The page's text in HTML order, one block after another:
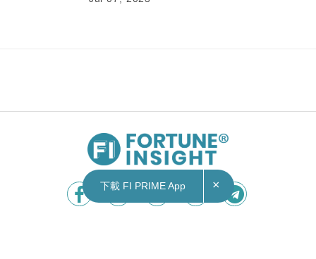
07/07/2023 17:13
國際｜外交部：日方發明處理水屬偽科學名詞 促
老實停排、勿偷換概念淡化核廢水危害
日本內閣官房長官松野博據報昨日周四（6日）表
下載 FI PRIME App ×